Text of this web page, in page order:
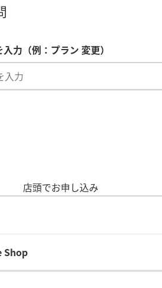
力（例：プラン 変更）
店頭でお申し込み
Shop